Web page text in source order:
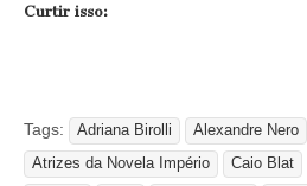
Curtir isso:
Tags: Adriana Birolli Alexandre Nero
Atrizes da Novela Império
Caio Blat